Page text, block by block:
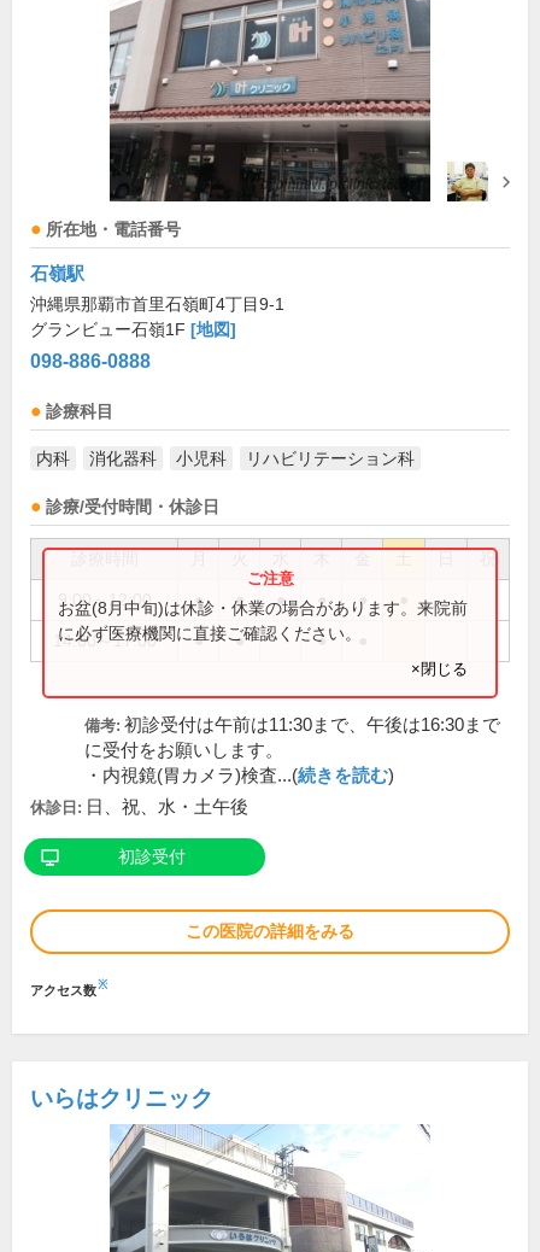
所在地・電話番号
石嶺駅
沖縄県那覇市首里石嶺町4丁目9-1
グランビュー石嶺1F [地図]
098-886-0888
診療科目
内科 消化器科 小児科 リハビリテーション科
診療/受付時間・休診日
祝
9:00～12:00 ● ● ● ● ●
14:00～17:00 ● ● ●
お盆(8月中旬)は休診・休業の場合があります。来院前
に必ず医療機関に直接ご確認ください。
×閉じる
備考: 初診受付は午前は11:30まで、午後は16:30まで
に受付をお願いします。
・内視鏡(胃カメラ)検査...(続きを読む)
休診日: 日、祝、水・土午後
初診受付
この医院の詳細をみる
アクセス数※
いらはクリニック